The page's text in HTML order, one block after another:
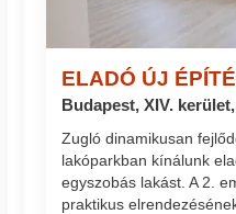
ELADÓ ÚJ
Budapest, XIV.
Zugló dinamikusan
lakóparkban kínálunk
egyszobás lakást. A 2.
praktikus